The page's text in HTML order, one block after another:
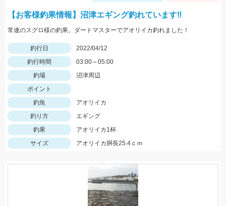
【お客様釣果情報】沼津エギング釣れています‼
常連のスグロ様の釣果。ダートマスターでアオリイカ釣れました！
釣行日
2022/04/12
釣行時間
03:00～05:00
釣場
沼津周辺
ポイント
釣魚
アオリイカ
釣り方
エギング
釣果
アオリイカ1杯
サイズ
アオリイカ胴長25.4ｃｍ